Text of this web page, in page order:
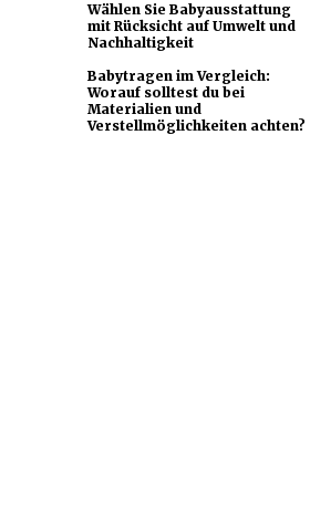
Wählen Sie Babyausstattung
mit Rücksicht auf Umwelt und
Nachhaltigkeit
Babytragen im Vergleich:
Worauf solltest du bei
Materialien und
Verstellmöglichkeiten achten?